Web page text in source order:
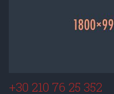
+30 210 76 25 352